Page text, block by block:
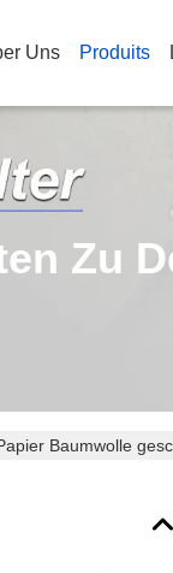
Uns Produits
Zu
Baumwolle